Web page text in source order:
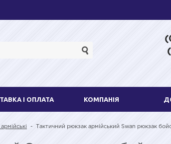
І ОПЛАТА КОМПАНІЯ
- Тактичний рюкзак армійський Swan рюкзак